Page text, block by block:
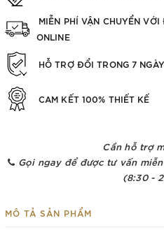
MIỄN PHÍ VẬN CHUYỂN
ONLINE
HỖ TRỢ ĐỔI TRONG 7
CAM KẾT 100% THIẾT KẾ
Cần hỗ trợ
Gọi ngay để được tư vấn
(8:30 -
MÔ TẢ SẢN PHẨM